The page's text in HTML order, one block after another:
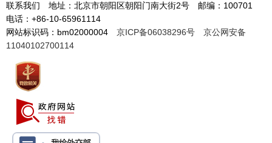
联系我们 地址：北京市朝阳区朝阳门南大街2号 邮编：100701
电话：+86-10-65961114
网站标识码：bm02000004 京ICP备06038296号
京公网安备
11040102700114